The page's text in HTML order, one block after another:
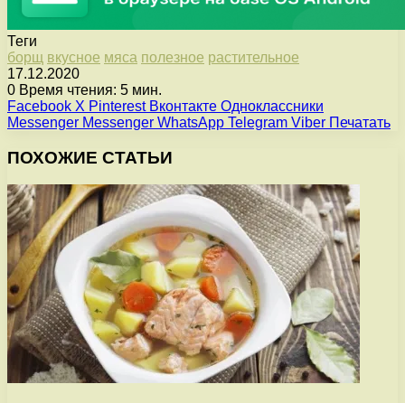
Теги
борщ вкусное мяса полезное растительное
17.12.2020
0 Время чтения: 5 мин.
Facebook X Pinterest Вконтакте Одноклассники
Messenger Messenger WhatsApp Telegram Viber Печатать
ПОХОЖИЕ СТАТЬИ